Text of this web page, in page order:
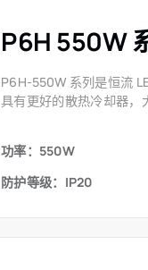
P6H 550W
P6H-550W 系列是恒流
具有更好的散热冷却器，
功率：550W
防护等级：IP20